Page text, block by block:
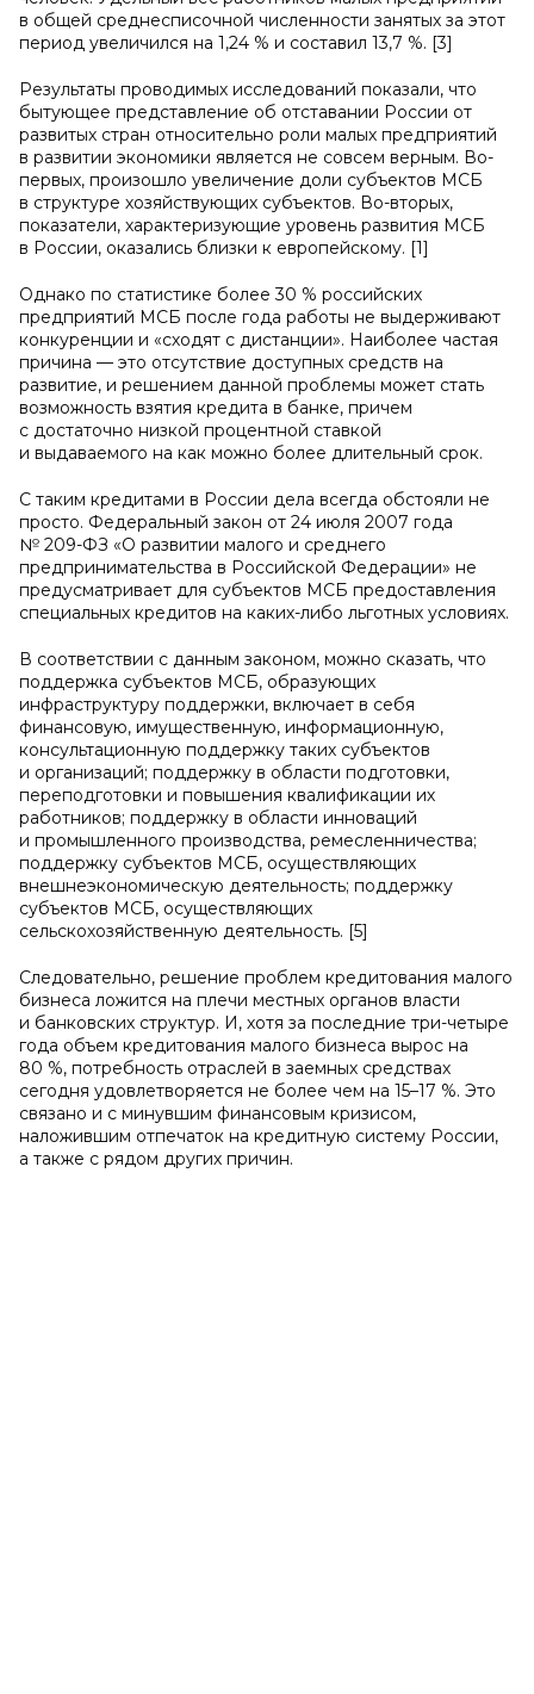
в общей среднесписочной численности занятых за этот
период увеличился на 1,24 % и составил 13,7 %. [3]
Результаты проводимых исследований показали, что
бытующее представление об отставании России от
развитых стран относительно роли малых предприятий
в развитии экономики является не совсем верным. Во-
первых, произошло увеличение доли субъектов МСБ
в структуре хозяйствующих субъектов. Во-вторых,
показатели, характеризующие уровень развития МСБ
в России, оказались близки к европейскому. [1]
Однако по статистике более 30 % российских
предприятий МСБ после года работы не выдерживают
конкуренции и «сходят с дистанции». Наиболее частая
причина — это отсутствие доступных средств на
развитие, и решением данной проблемы может стать
возможность взятия кредита в банке, причем
с достаточно низкой процентной ставкой
и выдаваемого на как можно более длительный срок.
С таким кредитами в России дела всегда обстояли не
просто. Федеральный закон от 24 июля 2007 года
№ 209-ФЗ «О развитии малого и среднего
предпринимательства в Российской Федерации» не
предусматривает для субъектов МСБ предоставления
специальных кредитов на каких-либо льготных условиях.
В соответствии с данным законом, можно сказать, что
поддержка субъектов МСБ, образующих
инфраструктуру поддержки, включает в себя
финансовую, имущественную, информационную,
консультационную поддержку таких субъектов
и организаций; поддержку в области подготовки,
переподготовки и повышения квалификации их
работников; поддержку в области инноваций
и промышленного производства, ремесленничества;
поддержку субъектов МСБ, осуществляющих
внешнеэкономическую деятельность; поддержку
субъектов МСБ, осуществляющих
сельскохозяйственную деятельность. [5]
Следовательно, решение проблем кредитования малого
бизнеса ложится на плечи местных органов власти
и банковских структур. И, хотя за последние три-четыре
года объем кредитования малого бизнеса вырос на
80 %, потребность отраслей в заемных средствах
сегодня удовлетворяется не более чем на 15–17 %. Это
связано и с минувшим финансовым кризисом,
наложившим отпечаток на кредитную систему России,
а также с рядом других причин.